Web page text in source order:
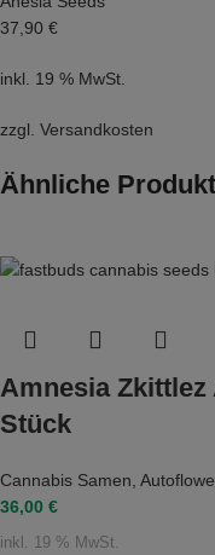
37,90 €
inkl. 19 % MwSt.
zzgl. Versandkosten
Ähnliche
Amnesia Zkittlez
Stück
Cannabis Samen
36,00 €
inkl. 19 % MwSt.